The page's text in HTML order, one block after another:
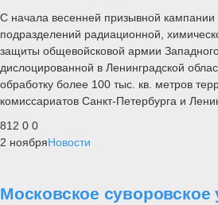
С начала весенней призывной
подразделений радиационной,
защиты общевойсковой армии
дислоцированной в Ленинградской
обработку более 100 тыс. кв. метров
комиссариатов Санкт-Петербурга и
812 0 0
2 ноябряНовости
Московское суворовское